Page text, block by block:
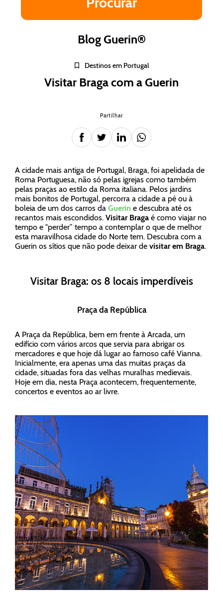
Blog Guerin®
Destinos em Portugal
Visitar Braga com a Guerin
Partilhar
A cidade mais antiga de Portugal, Braga, foi apelidada de
Roma Portuguesa, não só pelas igrejas como também
pelas praças ao estilo da Roma italiana. Pelos jardins
mais bonitos de Portugal, percorra a cidade a pé ou à
boleia de um dos carros da Guerin e descubra até os
recantos mais escondidos. Visitar Braga é como viajar no
tempo e "perder” tempo a contemplar o que de melhor
esta maravilhosa cidade do Norte tem. Descubra com a
Guerin os sítios que não pode deixar de visitar em Braga.
Visitar Braga: os 8 locais imperdíveis
Praça da República
A Praça da República, bem em frente à Arcada, um
edifício com vários arcos que servia para abrigar os
mercadores e que hoje dá lugar ao famoso café Vianna.
Inicialmente, era apenas uma das muitas praças da
cidade, situadas fora das velhas muralhas medievais.
Hoje em dia, nesta Praça acontecem, frequentemente,
concertos e eventos ao ar livre.